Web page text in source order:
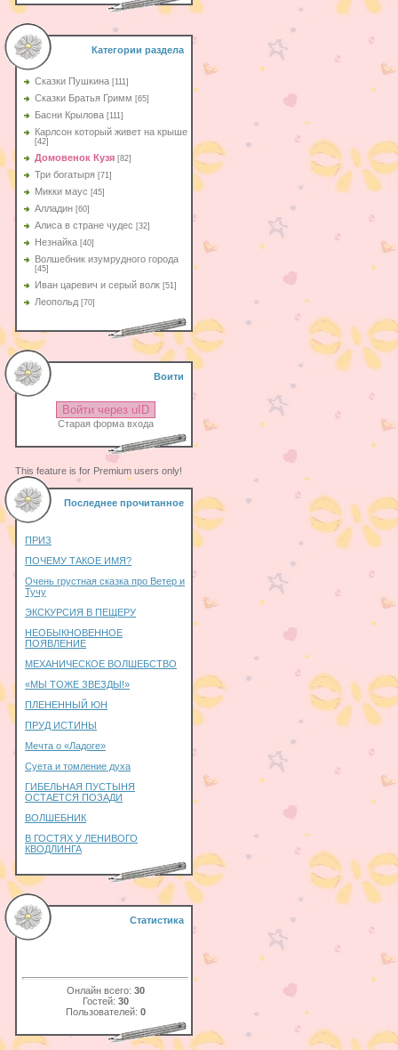
Категории раздела
Сказки Пушкина [111]
Сказки Братья Гримм [65]
Басни Крылова [111]
Карлсон который живет на крыше
[42]
Домовенок Кузя [82]
Три богатыря [71]
Микки маус [45]
Алладин [60]
Aлиса в стране чудес [32]
Незнайка [40]
Волшебник изумрудного города
[45]
Иван царевич и серый волк [51]
Леопольд [70]
Воити
Войти через uID
Старая форма входа
This feature is for Premium users only!
Последнее прочитанное
ПРИЗ
ПОЧЕМУ ТАКОЕ ИМЯ?
Очень грустная сказка про Ветер и
Тучу
ЭКСКУРСИЯ В ПЕЩЕРУ
НЕОБЫКНОВЕННОЕ
ПОЯВЛЕНИЕ
МЕХАНИЧЕСКОЕ ВОЛШЕБСТВО
«МЫ ТОЖЕ ЗВЕЗДЫ!»
ПЛЕНЕННЫЙ ЮН
ПРУД ИСТИНЫ
Мечта о «Ладоге»
Суета и томление духа
ГИБЕЛЬНАЯ ПУСТЫНЯ
ОСТАЕТСЯ ПОЗАДИ
ВОЛШЕБНИК
В ГОСТЯХ У ЛЕНИВОГО
КВОДЛИНГА
Статистика
Онлайн всего: 30
Гостей: 30
Пользователей: 0